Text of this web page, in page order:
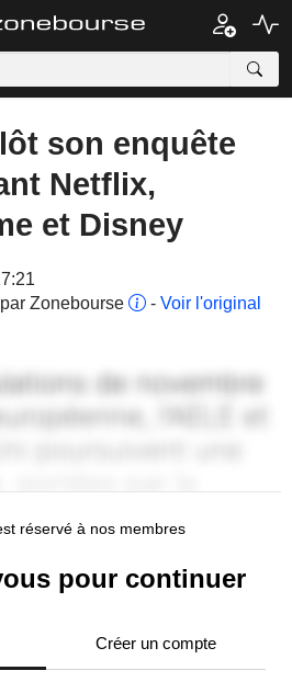
son enquête
Netflix,
et Disney
Zonebourse
- Voir l'original
réservé à nos membres
pour continuer
Créer un compte